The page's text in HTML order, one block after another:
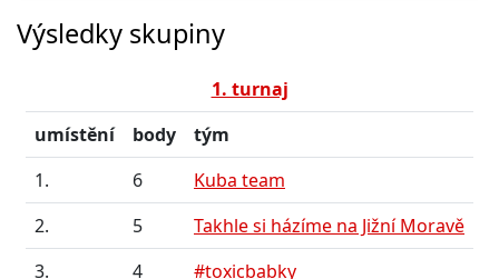
Výsledky skupiny
1. turnaj
umístění
body
tým
1.
6
Kuba team
2.
5
Takhle si házíme na Jižní Moravě
3.
4
#toxicbabky